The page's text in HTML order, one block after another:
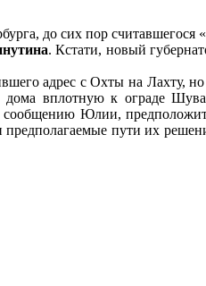
до сих пор
. Кстати, новый
адрес с Охты на Лахту,
вплотную к ограде
Юлии,
предполагаемые пути их